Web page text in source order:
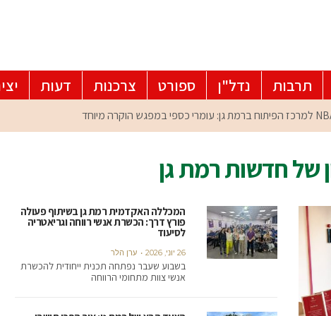
תרבות נדל"ן ספורט צרכנות דעות
של חדשות רמת גן
המכללה האקדמית רמת גן בשיתוף פעולה
פורץ דרך: הכשרת אנשי רווחה וגריאטריה
לסיעוד
26 יוני, 2026 ערן הלר
בשבוע שעבר נפתחה תכנית ייחודית להכשרת
אנשי צוות מתחומי הרווחה